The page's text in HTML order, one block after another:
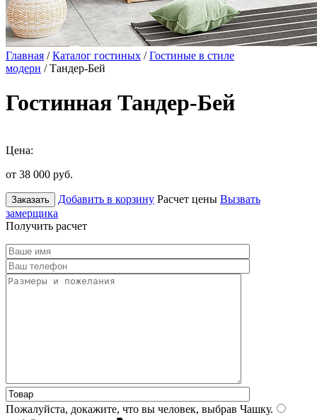
Главная /Каталог гостиных /Гостиные в стиле
модерн / Тандер-Бей
Гостинная Тандер-Бей
Цена:
от 38 000 руб.
Заказать Добавить в корзину Расчет цены Вызвать
замерщика
Получить расчет
Пожалуйста, докажите, что вы человек, выбрав Чашку.